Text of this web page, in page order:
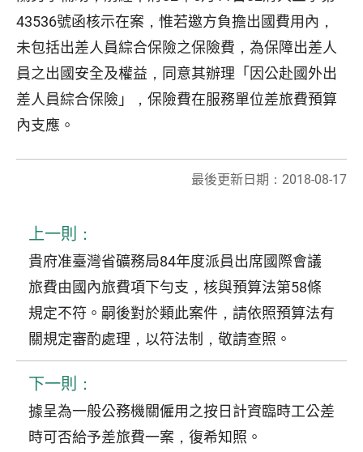
43536號函核示在案，惟若邀方負擔出國費用內，
未包括出差人員綜合保險之保險費，為保障出差人
員之出國安全及權益，同意其辦理「因公赴國外出
差人員綜合保險」，保險費在服務單位差旅費預算
內支應。
最後更新日期：2018-08-17
上一則：
貴府准臺灣省礦務局84年度派員出席國際會議
旅費由國內旅費項下勻支，核與預算法第58條
規定不符。嗣後對於類此案件，請依照預算法有
關規定審酌處理，以符法制，敬請查照。
下一則：
據呈為一般公務機關僱用之按日計資臨時工公差
時可否給予差旅費一案，復希知照。